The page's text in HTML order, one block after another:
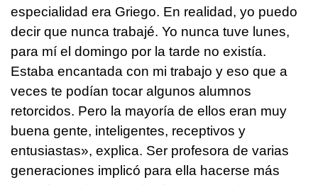
especialidad era Griego. En realidad, yo puedo
decir que nunca trabajé. Yo nunca tuve lunes,
para mí el domingo por la tarde no existía.
Estaba encantada con mi trabajo y eso que a
veces te podían tocar algunos alumnos
retorcidos. Pero la mayoría de ellos eran muy
buena gente, inteligentes, receptivos y
entusiastas», explica. Ser profesora de varias
generaciones implicó para ella hacerse más